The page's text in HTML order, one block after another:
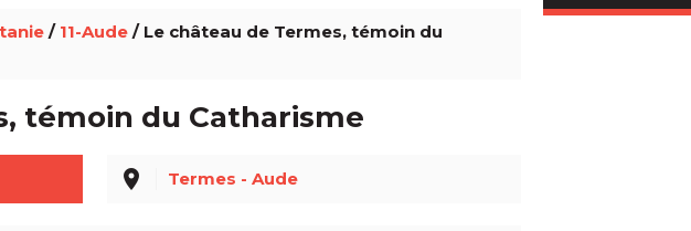
/ 11-Aude/ Le château de Termes, témoin du
témoin du Catharisme
place Termes - Aude